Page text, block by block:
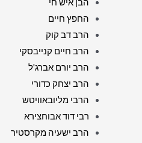
הבן איש חי
החפץ חיים
הרב דב קוק
הרב חיים קנייבסקי
הרב יורם אברג'ל
הרב יצחק כדורי
הרבי מליובאוויטש
רבי דוד אבוחצירא
הרב ישעיה מקרסטיר